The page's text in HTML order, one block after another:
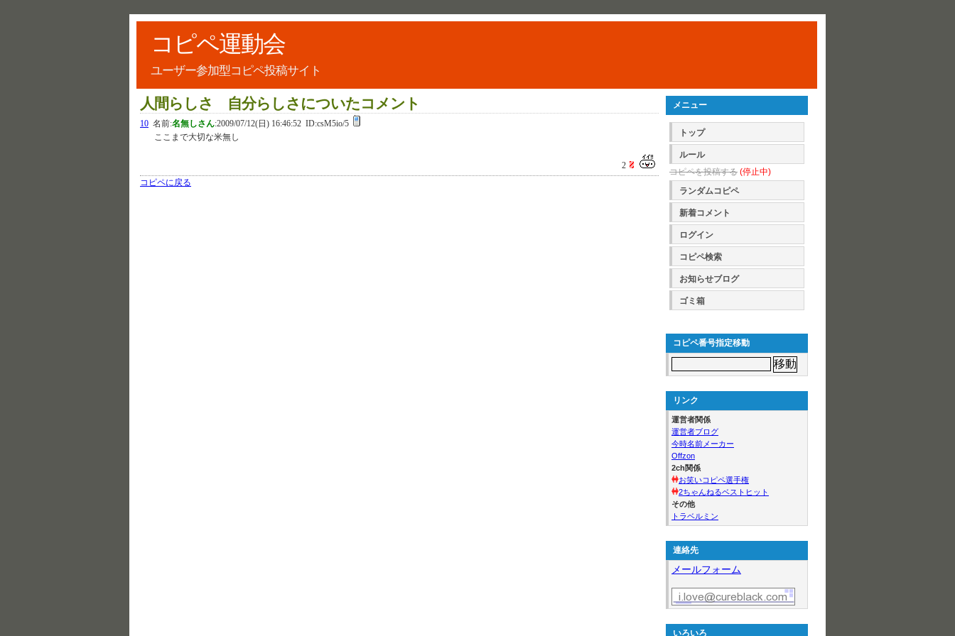
コピペ運動会
ユーザー参加型コピペ投稿サイト
人間らしさ 自分らしさについたコメント
10 名前:名無しさん:2009/07/12(日) 16:46:52 ID:csM5io/5
ここまで大切な米無し
2
コピペに戻る
メニュー
トップ
ルール
コピペを投稿する (停止中)
ランダムコピペ
新着コメント
ログイン
コピペ検索
お知らせブログ
ゴミ箱
コピペ番号指定移動
リンク
運営者関係
運営者ブログ
今時名前メーカー
Offzon
2ch関係
お笑いコピペ選手権
2ちゃんねるベストヒット
その他
トラベルミン
連絡先
メールフォーム
いろいろ